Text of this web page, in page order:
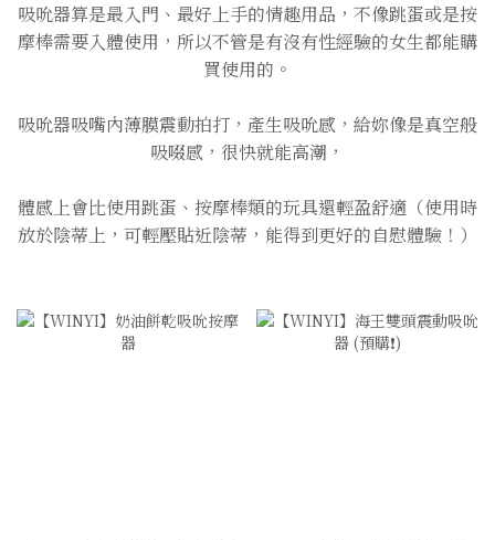
吸吮器算是最入門、最好上手的情趣用品，不像跳蛋或是按
摩棒需要入體使用，所以不管是有沒有性經驗的女生都能購
買使用的。
吸吮器吸嘴內薄膜震動拍打，產生吸吮感，給妳像是真空般
吸啜感，很快就能高潮，
體感上會比使用跳蛋、按摩棒類的玩具還輕盈舒適（使用時
放於陰蒂上，可輕壓貼近陰蒂，能得到更好的自慰體驗！）